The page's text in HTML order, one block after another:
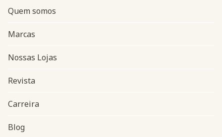
Navegação do rodapé
Quem somos
Marcas
Nossas Lojas
Revista
Carreira
Blog